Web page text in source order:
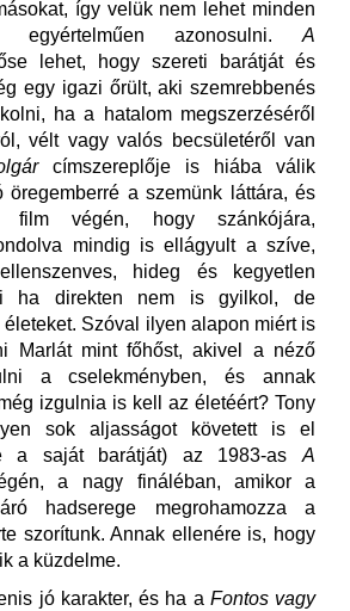
így velük nem lehet minden
egyértelműen azonosulni.A
lehet, hogy szereti barátját és
egy igazi őrült, aki szemrebbenés
ha a hatalom megszerzéséről
vélt vagy valós becsületéről van
címszereplője is hiába válik
öregemberré a szemünk láttára, és
végén, hogy szánkójára,
mindig is ellágyult a szíve,
hideg és kegyetlen
ha direkten nem is gyilkol, de
Szóval ilyen alapon miért is
Marlát mint főhőst, akivel a néző
a cselekményben, és annak
izgulnia is kell az életéért? Tony
sok aljasságot követett is el
a saját barátját) az 1983-asA
a nagy fináléban, amikor a
hadserege megrohamozza a
szorítunk. Annak ellenére is, hogy
a küzdelme.
jó karakter, és ha a Fontos vagy